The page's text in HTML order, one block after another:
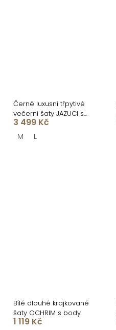
Černé luxusní třpytivé
večerní šaty JAZUCI s
rozparkem a body
3 499 Kč
M L
Bílé dlouhé krajkované
šaty OCHRIM s body
1 119 Kč